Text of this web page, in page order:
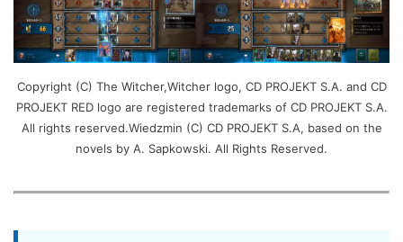
Copyright (C) The Witcher,Witcher logo, CD PROJEKT S.A. and CD
PROJEKT RED logo are registered trademarks of CD PROJEKT S.A.
All rights reserved.Wiedzmin (C) CD PROJEKT S.A, based on the
novels by A. Sapkowski. All Rights Reserved.